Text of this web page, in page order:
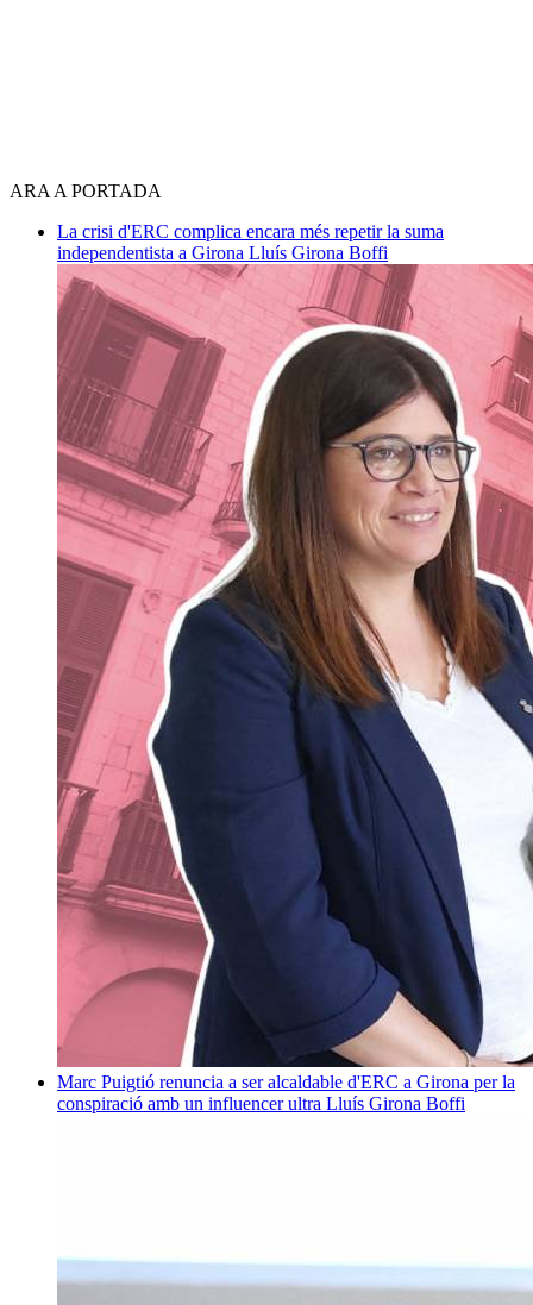
ARA A PORTADA
La crisi d'ERC complica encara més repetir la suma
independentista a Girona Lluís Girona Boffi
Marc Puigtió renuncia a ser alcaldable d'ERC a Girona per la
conspiració amb un influencer ultra Lluís Girona Boffi